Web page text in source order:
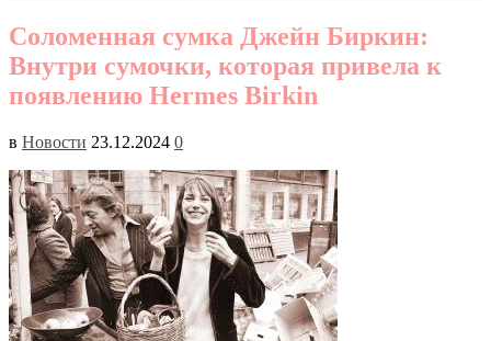
Соломенная сумка Джейн Биркин:
Внутри сумочки, которая привела к
появлению Hermes Birkin
в Новости 23.12.2024 0